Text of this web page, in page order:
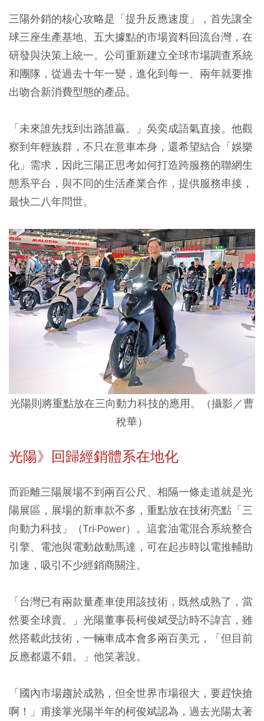
三陽外銷的核心攻略是「提升反應速度」，首先讓全
球三座生產基地、五大據點的市場資料回流台灣，在
研發與決策上統一。公司重新建立全球市場調查系統
和團隊，從過去十年一變，進化到每一、兩年就要推
出吻合新消費型態的產品。
「未來誰先找到出路誰贏。」吳奕成語氣直接。他觀
察到年輕族群，不只在意車本身，還希望結合「娛樂
化」需求，因此三陽正思考如何打造跨服務的聯網生
態系平台，與不同的生活產業合作，提供服務串接，
最快二八年問世。
光陽則將重點放在三向動力科技的應用。（攝影／曹
稅華）
光陽》回歸經銷體系在地化
而距離三陽展場不到兩百公尺、相隔一條走道就是光
陽展區，展場的新車款不多，重點放在技術亮點「三
向動力科技」（Tri-Power）。這套油電混合系統整合
引擎、電池與電動啟動馬達，可在起步時以電推輔助
加速，吸引不少經銷商關注。
「台灣已有兩款量產車使用該技術，既然成熟了，當
然要全球賣。」光陽董事長柯俊斌受訪時不諱言，雖
然搭載此技術，一輛車成本會多兩百美元，「但目前
反應都還不錯。」他笑著說。
「國內市場趨於成熟，但全世界市場很大，要趕快搶
啊！」甫接掌光陽半年的柯俊斌認為，過去光陽太著